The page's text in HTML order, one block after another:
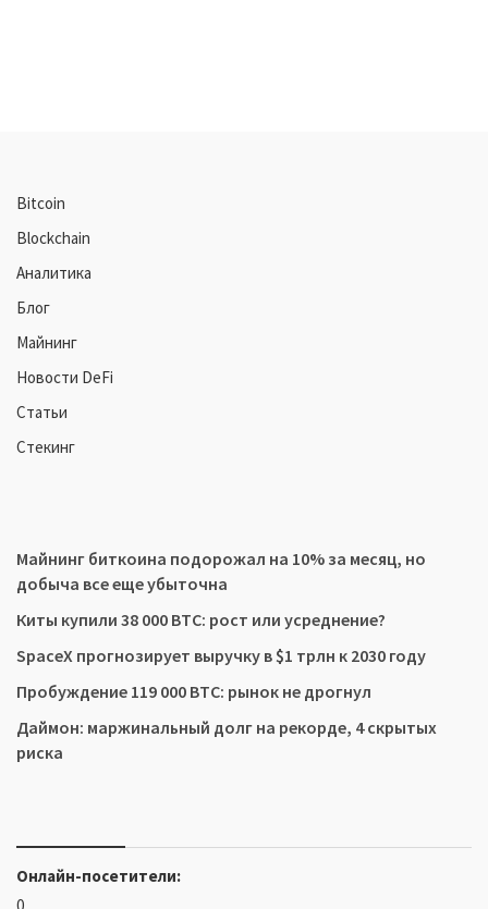
Bitcoin
Blockchain
Аналитика
Блог
Майнинг
Новости DeFi
Статьи
Стекинг
Майнинг биткоина подорожал на 10% за месяц, но
добыча все еще убыточна
Киты купили 38 000 BTC: рост или усреднение?
SpaceX прогнозирует выручку в $1 трлн к 2030 году
Пробуждение 119 000 BTC: рынок не дрогнул
Даймон: маржинальный долг на рекорде, 4 скрытых
риска
Онлайн-посетители: